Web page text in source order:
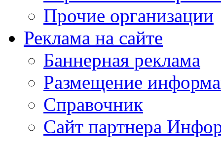
Прочие организации
Реклама на сайте
Баннерная реклама
Размещение
Справочник
Сайт партнера